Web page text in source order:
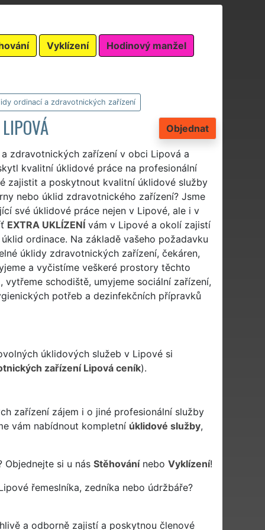
Vyklízení Hodinový manžel
ordinací a zdravotnických zařízení
Objednat
zdravotnických zařízení v obci Lipová a
kvalitní úklidové práce na profesionální
zajistit a poskytnout kvalitní úklidové služby
nebo úklid zdravotnického zařízení? Jsme
své úklidové práce nejen v Lipové, ale i v
EXTRA UKLÍZENÍ vám v Lipové a okolí zajistí
ordinace. Na základě vašeho požadavku
úklidy zdravotnických zařízení, čekáren,
a vyčistíme veškeré prostory těchto
schodiště, umyjeme sociální zařízení,
potřeb a dezinfekčních přípravků
úklidových služeb v Lipové si
zařízení Lipová ceník).
zařízení zájem i o jiné profesionální služby
vám nabídnout kompletní úklidové služby,
si u nás Stěhovánínebo Vyklízení!
řemeslníka, zedníka nebo údržbáře?
a odborně zajistí a poskytnou členové